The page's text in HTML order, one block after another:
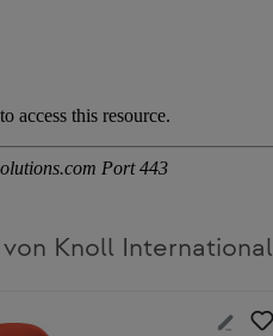
Knoll International